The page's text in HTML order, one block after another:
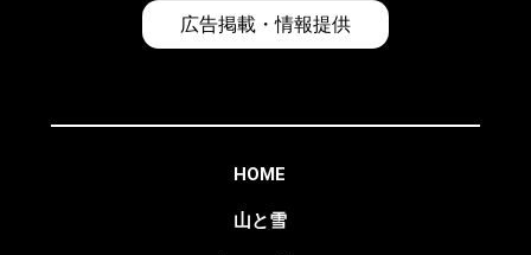
広告掲載・情報提供
HOME
山と雪